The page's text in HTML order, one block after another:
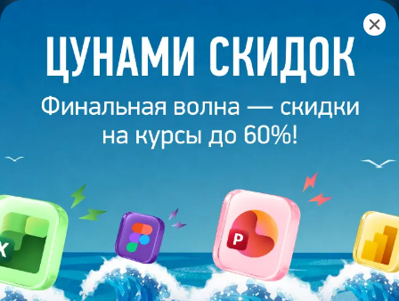
Главная /Банк слайдов / Презентация 310 – Антон
ПРЕЗЕНТАЦИЯ 310 - АНТОН
ЗАУГОЛОВ
Моё избранное